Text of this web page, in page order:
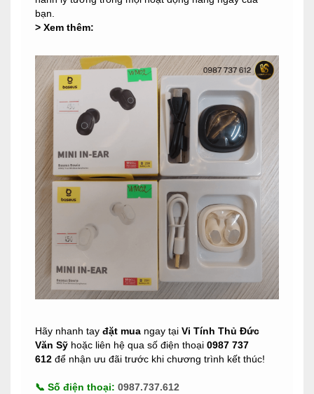
bạn.
> Xem thêm:
Hãy nhanh tay đặt mua ngay tại Vi Tính Thủ Đức
Văn Sỹ hoặc liên hệ qua số điện thoại 0987 737
612 để nhận ưu đãi trước khi chương trình kết thúc!
📞 Số điện thoại: 0987.737.612